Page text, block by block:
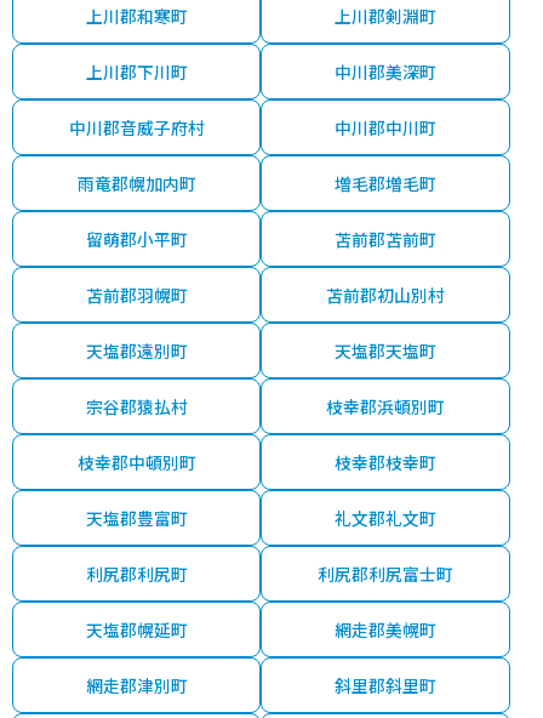
上川郡和寒町 上川郡剣淵町
上川郡下川町 中川郡美深町
中川郡音威子府村 中川郡中川町
雨竜郡幌加内町 増毛郡増毛町
留萌郡小平町 苫前郡苫前町
苫前郡羽幌町 苫前郡初山別村
天塩郡遠別町 天塩郡天塩町
宗谷郡猿払村 枝幸郡浜頓別町
枝幸郡中頓別町 枝幸郡枝幸町
天塩郡豊富町 礼文郡礼文町
利尻郡利尻町 利尻郡利尻富士町
天塩郡幌延町 網走郡美幌町
網走郡津別町 斜里郡斜里町